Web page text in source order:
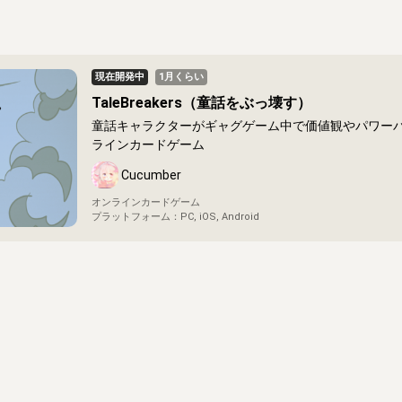
現在開発中 1月くらい
TaleBreakers（童話をぶっ壊す）
童話キャラクターがギャグゲーム中で価値観やパワー
ラインカードゲーム
Cucumber
オンラインカードゲーム
プラットフォーム： PC, iOS, Android